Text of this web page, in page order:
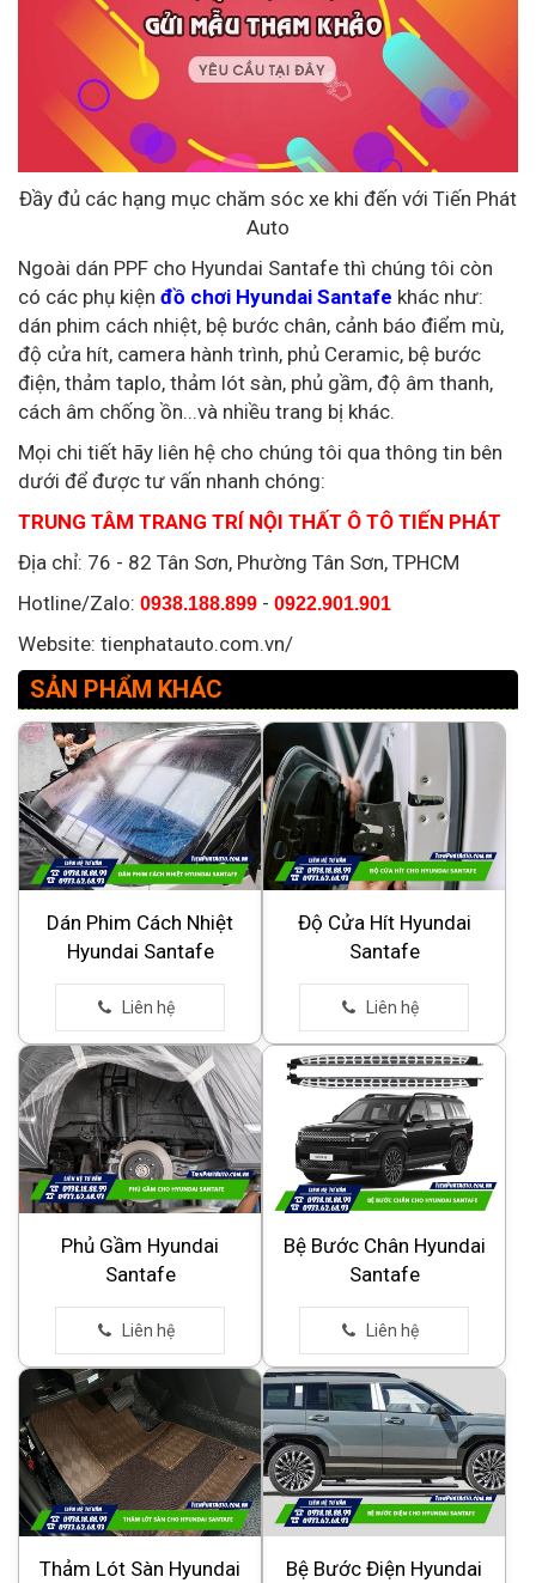
Đầy đủ các hạng mục chăm sóc xe khi đến với Tiến Phát
Auto
Ngoài dán PPF cho Hyundai Santafe thì chúng tôi còn
có các phụ kiện đồ chơi Hyundai Santafe khác như:
dán phim cách nhiệt, bệ bước chân, cảnh báo điểm mù,
độ cửa hít, camera hành trình, phủ Ceramic, bệ bước
điện, thảm taplo, thảm lót sàn, phủ gầm, độ âm thanh,
cách âm chống ồn...và nhiều trang bị khác.
Mọi chi tiết hãy liên hệ cho chúng tôi qua thông tin bên
dưới để được tư vấn nhanh chóng:
TRUNG TÂM TRANG TRÍ NỘI THẤT Ô TÔ TIẾN PHÁT
Địa chỉ: 76 - 82 Tân Sơn, Phường Tân Sơn, TPHCM
Hotline/Zalo: 0938.188.899 - 0922.901.901
Website: tienphatauto.com.vn/
SẢN PHẨM KHÁC
Dán Phim Cách Nhiệt
Hyundai Santafe
Độ Cửa Hít Hyundai
Santafe
Phủ Gầm Hyundai
Santafe
Bệ Bước Chân Hyundai
Santafe
Thảm Lót Sàn Hyundai
Bệ Bước Điện Hyundai